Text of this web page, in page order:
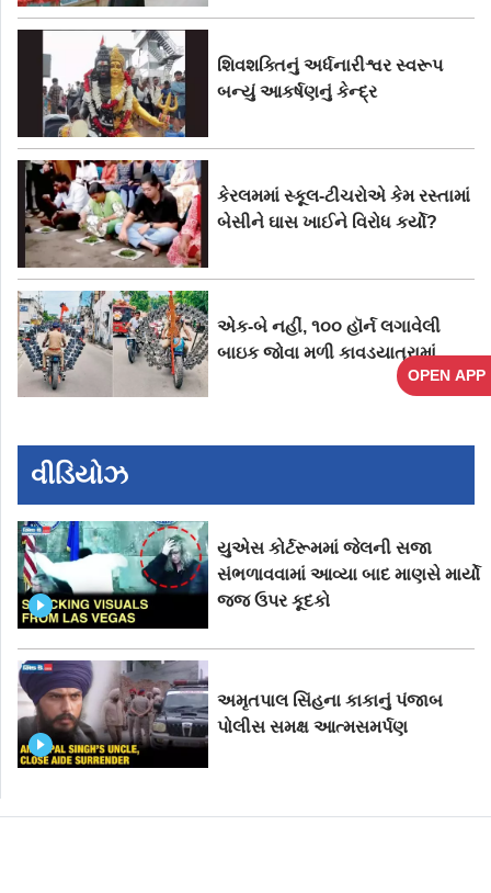
OPEN APP
શિવશક્તિનું અર્ધનારીશ્વર સ્વરૂપ
બન્યું આકર્ષણનું કેન્દ્ર
કેરલમમાં સ્કૂલ-ટીચરોએ કેમ રસ્તામાં
બેસીને ઘાસ ખાઈને વિરોધ કર્યો?
એક-બે નહીં, ૧૦૦ હૉર્ન લગાવેલી
બાઇક જોવા મળી કાવડયાત્રામાં
વીડિયોઝ
યુએસ કોર્ટરૂમમાં જેલની સજા
સંભળાવવામાં આવ્યા બાદ માણસે માર્યો
જજ ઉપર કૂદકો
અમૃતપાલ સિંહના કાકાનું પંજાબ
પોલીસ સમક્ષ આત્મસમર્પણ